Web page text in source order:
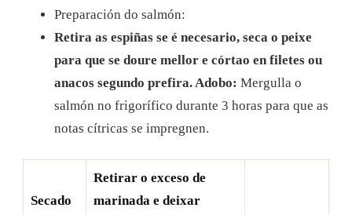
Preparación do salmón:
Retira as espiñas se é necesario, seca o peixe
para que se doure mellor e córtao en filetes ou
anacos segundo prefira. Adobo: Mergulla o
salmón no frigorífico durante 3 horas para que as
notas cítricas se impregnen.
Secado
Retirar o exceso de
marinada e deixar